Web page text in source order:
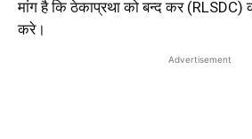
मांग है कि ठेकाप्रथा को बन्द कर
करे।
Advertisement